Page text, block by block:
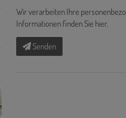
Wir verarbeiten Ihre
Informationen finden Sie hier.
Senden